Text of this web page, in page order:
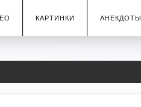
КАРТИНКИ АНЕКДОТЫ